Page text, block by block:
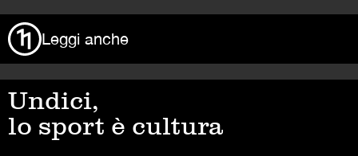
Leggi anche
Undici,
lo sport è cultura